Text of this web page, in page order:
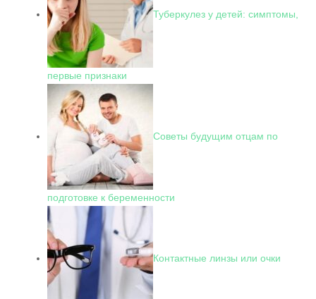
Туберкулез у детей: симптомы,
первые признаки
Советы будущим отцам по
подготовке к беременности
Контактные линзы или очки